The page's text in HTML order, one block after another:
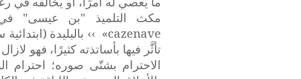
مكث التلميذ "بن عيسى" في
cazenave
تأثَّر فيها بأساتذته كثيرًا، فهو
الاحترام بشتّى صوره؛ احترام